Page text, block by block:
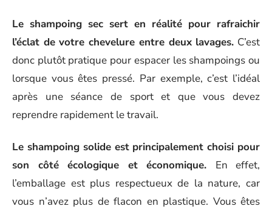
Le shampoing sec sert en réalité pour rafraichir
l’éclat de votre chevelure entre deux lavages. C’est
donc plutôt pratique pour espacer les shampoings ou
lorsque vous êtes pressé. Par exemple, c’est l’idéal
après une séance de sport et que vous devez
reprendre rapidement le travail.
Le shampoing solide est principalement choisi pour
son côté écologique et économique. En effet,
l’emballage est plus respectueux de la nature, car
vous n’avez plus de flacon en plastique. Vous êtes